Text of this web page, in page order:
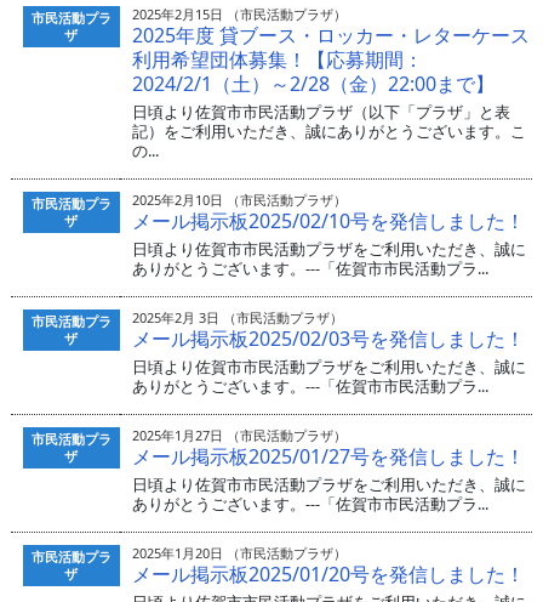
市民活動プラ
ザ
2025年2月15日 （市民活動プラザ）
2025年度 貸ブース・ロッカー・レターケース
利用希望団体募集！【応募期間：
2024/2/1（土）～2/28（金）22:00まで】
日頃より佐賀市市民活動プラザ（以下「プラザ」と表
記）をご利用いただき、誠にありがとうございます。こ
の...
市民活動プラ
ザ
2025年2月10日 （市民活動プラザ）
メール掲示板2025/02/10号を発信しました！
日頃より佐賀市市民活動プラザをご利用いただき、誠に
ありがとうございます。---「佐賀市市民活動プラ...
市民活動プラ
ザ
2025年2月 3日 （市民活動プラザ）
メール掲示板2025/02/03号を発信しました！
日頃より佐賀市市民活動プラザをご利用いただき、誠に
ありがとうございます。---「佐賀市市民活動プラ...
市民活動プラ
ザ
2025年1月27日 （市民活動プラザ）
メール掲示板2025/01/27号を発信しました！
日頃より佐賀市市民活動プラザをご利用いただき、誠に
ありがとうございます。---「佐賀市市民活動プラ...
市民活動プラ
ザ
2025年1月20日 （市民活動プラザ）
メール掲示板2025/01/20号を発信しました！